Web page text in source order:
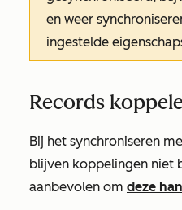
en weer
ingestelde
Records
Bij het synchroniseren
blijven koppelingen niet
aanbevolen om deze